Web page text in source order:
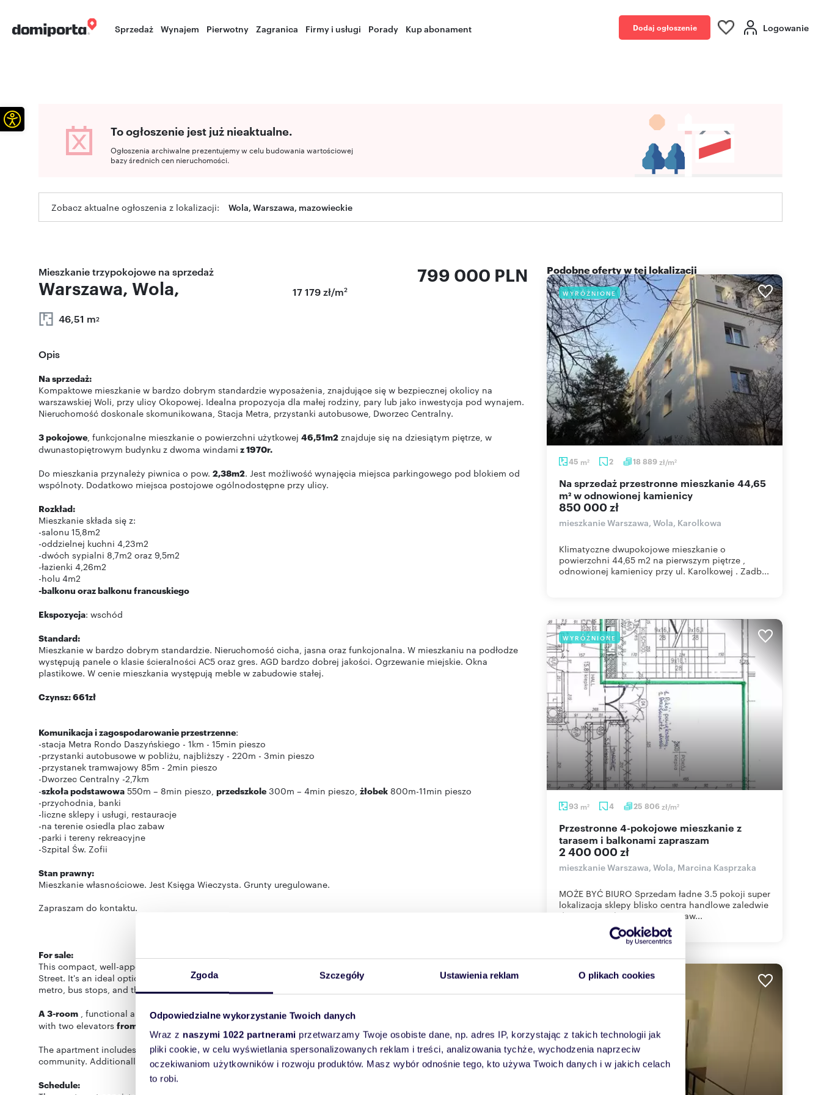
Zgoda Szczegóły Ustawienia reklam O plikach cookies
Odpowiedzialne wykorzystanie Twoich danych
Wraz z naszymi 1022 partnerami przetwarzamy Twoje osobiste dane, np. adres IP, korzystając z takich technologii jak
pliki cookie, w celu wyświetlania spersonalizowanych reklam i treści, analizowania tychże, wychodzenia naprzeciw
oczekiwaniom użytkowników i rozwoju produktów. Masz wybór odnośnie tego, kto używa Twoich danych i w jakich celach
to robi.
Sprzedaż Wynajem Pierwotny Zagranica Firmy i usługi Porady Kup abonament Dodaj ogłoszenie Logowanie
To ogłoszenie jest już nieaktualne.
Ogłoszenia archiwalne prezentujemy w celu budowania wartościowej
bazy średnich cen nieruchomości.
Zobacz aktualne ogłoszenia z lokalizacji: Wola, Warszawa, mazowieckie
Mieszkanie trzypokojowe na sprzedaż
Warszawa, Wola,
46,51 m2
799 000 PLN
17 179 zł/m2
Opis
Na sprzedaż:
Kompaktowe mieszkanie w bardzo dobrym standardzie wyposażenia, znajdujące się w bezpiecznej okolicy na
warszawskiej Woli, przy ulicy Okopowej. Idealna propozycja dla małej rodziny, pary lub jako inwestycja pod wynajem.
Nieruchomość doskonale skomunikowana, Stacja Metra, przystanki autobusowe, Dworzec Centralny.
3 pokojowe, funkcjonalne mieszkanie o powierzchni użytkowej 46,51m2 znajduje się na dziesiątym piętrze, w
dwunastopiętrowym budynku z dwoma windami z 1970r.
Do mieszkania przynależy piwnica o pow. 2,38m2. Jest możliwość wynajęcia miejsca parkingowego pod blokiem od
wspólnoty. Dodatkowo miejsca postojowe ogólnodostępne przy ulicy.
Rozkład:
Mieszkanie składa się z:
-salonu 15,8m2
-oddzielnej kuchni 4,23m2
-dwóch sypialni 8,7m2 oraz 9,5m2
-łazienki 4,26m2
-holu 4m2
-balkonu oraz balkonu francuskiego
Ekspozycja: wschód
Standard:
Mieszkanie w bardzo dobrym standardzie. Nieruchomość cicha, jasna oraz funkcjonalna. W mieszkaniu na podłodze
występują panele o klasie ścieralności AC5 oraz gres. AGD bardzo dobrej jakości. Ogrzewanie miejskie. Okna
plastikowe. W cenie mieszkania występują meble w zabudowie stałej.
Czynsz: 661zł
Komunikacja i zagospodarowanie przestrzenne:
-stacja Metra Rondo Daszyńskiego - 1km - 15min pieszo
-przystanki autobusowe w pobliżu, najbliższy - 220m - 3min pieszo
-przystanek tramwajowy 85m - 2min pieszo
-Dworzec Centralny -2,7km
-szkoła podstawowa 550m – 8min pieszo, przedszkole 300m – 4min pieszo, żłobek 800m-11min pieszo
-przychodnia, banki
-liczne sklepy i usługi, restauracje
-na terenie osiedla plac zabaw
-parki i tereny rekreacyjne
-Szpital Św. Zofii
Stan prawny:
Mieszkanie własnościowe. Jest Księga Wieczysta. Grunty uregulowane.
Zapraszam do kontaktu.
For sale:
This compact, well-appointed apartment is located in a safe neighborhood in Warsaw's Wola district, on Okopowa
Street. It's an ideal option for a small family, a couple, or as a rental investment. The property is well-connected to the
metro, bus stops, and the Central Station.
A 3-room , functional apartment with a usable areaof 46.51 m2is located on the tenth floor in a twelve-story building
with two elevators from 1970.
The apartment includes a 2.38m²basement. It's possible to rent a parking space under the building from the
community. Additionally, there are public parking spaces available on the street.
Schedule:
Podobne oferty w tej lokalizacji
WYRÓŻNIONE
45 m2 2 18 889zł/m2
Na sprzedaż przestronne mieszkanie 44,65
m² w odnowionej kamienicy
850 000 zł
mieszkanie Warszawa, Wola, Karolkowa
Klimatyczne dwupokojowe mieszkanie o
powierzchni 44,65 m2 na pierwszym piętrze ,
odnowionej kamienicy przy ul. Karolkowej . Zadb...
WYRÓŻNIONE
93 m2 4 25 806zł/m2
Przestronne 4-pokojowe mieszkanie z
tarasem i balkonami zapraszam
2 400 000 zł
mieszkanie Warszawa, Wola, Marcina Kasprzaka
MOŻE BYĆ BIURO Sprzedam ładne 3.5 pokoji super
lokalizacja sklepy blisko centra handlowe zaledwie
dwa przystanki centrum Warszaw...
WYRÓŻNIONE
Otwórz pasek narzędzi